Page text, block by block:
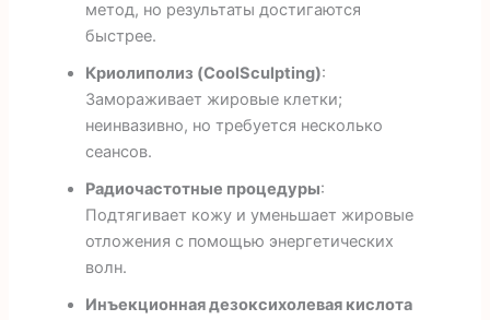
метод, но результаты достигаются
быстрее.
Криолиполиз (CoolSculpting):
Замораживает жировые клетки;
неинвазивно, но требуется несколько
сеансов.
Радиочастотные процедуры:
Подтягивает кожу и уменьшает жировые
отложения с помощью энергетических
волн.
Инъекционная дезоксихолевая кислота